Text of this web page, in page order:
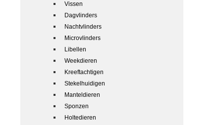
Vissen
Dagvlinders
Nachtvlinders
Microvlinders
Libellen
Weekdieren
Kreeftachtigen
Stekelhuidigen
Manteldieren
Sponzen
Holtedieren